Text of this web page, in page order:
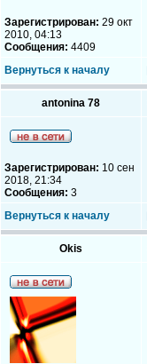
Зарегистрирован: 29 окт
2010, 04:13
Сообщения: 4409
Вернуться к началу
antonina 78
Зарегистрирован: 10 сен
2018, 21:34
Сообщения: 3
Вернуться к началу
Okis